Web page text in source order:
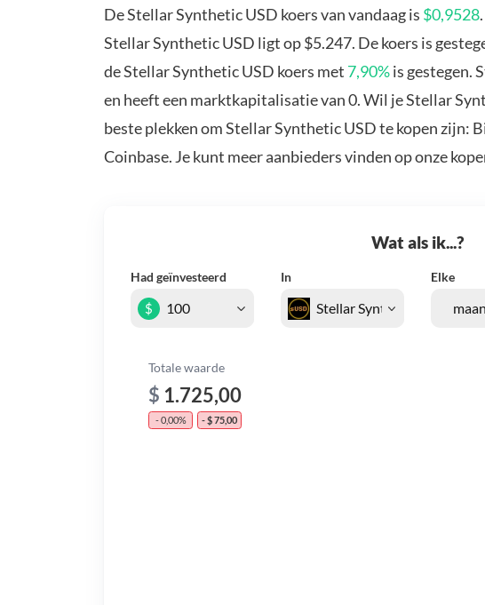
De Stellar Synthetic USD koers van vandaag is $0,9528
Stellar Synthetic USD ligt op $5.247. De koers is
de Stellar Synthetic USD koers met 7,90%is gestegen.
en heeft een marktkapitalisatie van 0. Wil je Stellar
beste plekken om Stellar Synthetic USD te kopen zijn:
Coinbase. Je kunt meer aanbieders vinden op onze
Wat als ik...?
Had geïnvesteerd In Elke
$
Totale waarde
$ 1.725,00
- 0,00% - $ 75,00